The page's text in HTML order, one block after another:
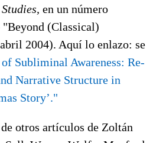
en un número
(Classical)
2004). Aquí lo enlazo: se
Subliminal Awareness: Re-
Narrative Structure in
Story’."
otros artículos de Zoltán